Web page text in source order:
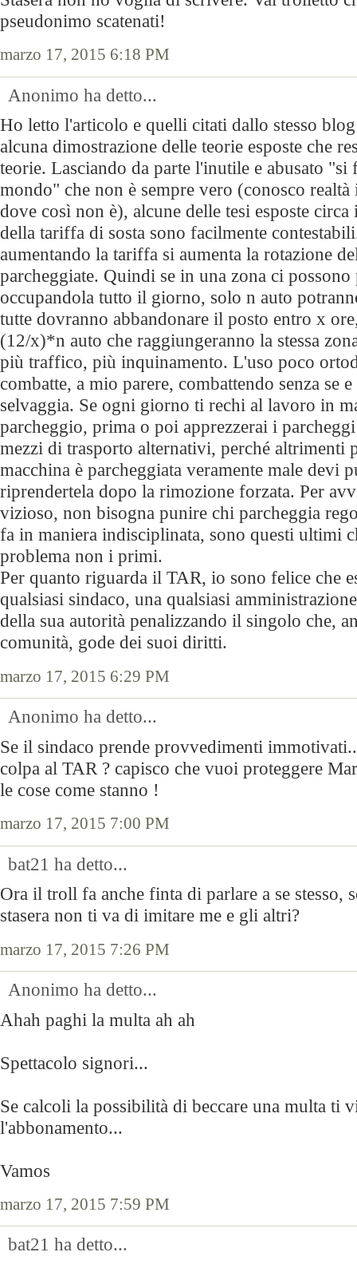
pseudonimo scatenati!
marzo 17, 2015 6:18 PM
Anonimo ha detto...
Ho letto l'articolo e quelli citati dallo stesso
alcuna dimostrazione delle teorie esposte che
teorie. Lasciando da parte l'inutile e abusato
mondo" che non è sempre vero (conosco realtà
dove così non è), alcune delle tesi esposte
della tariffa di sosta sono facilmente
aumentando la tariffa si aumenta la rotazione
parcheggiate. Quindi se in una zona ci possono
occupandola tutto il giorno, solo n auto
tutte dovranno abbandonare il posto entro x
(12/x)*n auto che raggiungeranno la stessa
più traffico, più inquinamento. L'uso poco
combatte, a mio parere, combattendo senza se e
selvaggia. Se ogni giorno ti rechi al lavoro in
parcheggio, prima o poi apprezzerai i
mezzi di trasporto alternativi, perché altrimenti
macchina è parcheggiata veramente male devi
riprendertela dopo la rimozione forzata. Per
vizioso, non bisogna punire chi parcheggia
fa in maniera indisciplinata, sono questi ultimi
problema non i primi.
Per quanto riguarda il TAR, io sono felice che
qualsiasi sindaco, una qualsiasi
della sua autorità penalizzando il singolo che,
comunità, gode dei suoi diritti.
marzo 17, 2015 6:29 PM
Anonimo ha detto...
Se il sindaco prende provvedimenti
colpa al TAR ? capisco che vuoi proteggere
le cose come stanno !
marzo 17, 2015 7:00 PM
bat21 ha detto...
Ora il troll fa anche finta di parlare a se stesso,
stasera non ti va di imitare me e gli altri?
marzo 17, 2015 7:26 PM
Anonimo ha detto...
Ahah paghi la multa ah ah
Spettacolo signori...
Se calcoli la possibilità di beccare una multa ti
l'abbonamento...
Vamos
marzo 17, 2015 7:59 PM
bat21 ha detto...